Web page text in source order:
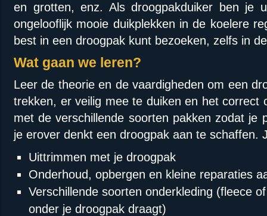
en grotten, enz. Als droogpakduiker ben je
ongelooflijk mooie duikplekken in de koelere
best in een droogpak kunt bezoeken, zelfs in
Wat gaan we leren?
Leer de theorie en de vaardigheden om een
trekken, er veilig mee te duiken en het correct
met de verschillende soorten pakken zodat je
je erover denkt een droogpak aan te schaffen.
Uittrimmen met je droogpak
Onderhoud, opbergen en kleine reparaties
Verschillende soorten onderkleding (fleece
onder je droogpak draagt)